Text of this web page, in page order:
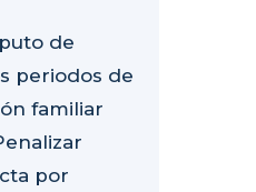
de
periodos de
familiar
por